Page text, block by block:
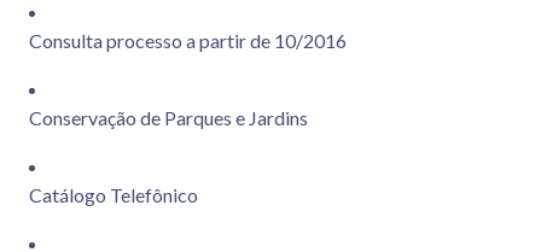
Consulta processo a partir de 10/2016
Conservação de Parques e Jardins
Catálogo Telefônico